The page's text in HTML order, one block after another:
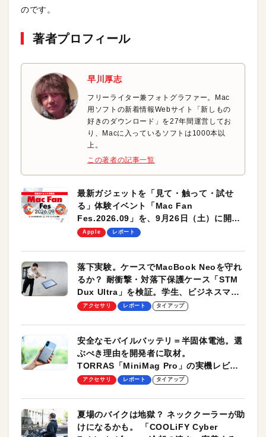
のです。
著者プロフィール
早川厚志
フリーライター兼フォトグラファー。Mac
用ソフトの新着情報Webサイト「新しもの
好きのダウンロード」を27年間運営してお
り、Macに入っているソフトは1000本以
上。
この著者の記事一覧
最新ガジェットを「見て・触って・試せ
る」体験イベント「Mac Fan
Fes.2026.09」を、9月26日（土）に開催
します！
Apple レポート
落下実験。ケースでMacBook Neoを守れ
るか？ 耐衝撃・対落下保護ケース「STM
Dux Ultra」を検証。学生、ビジネスマン
のモバイルユースに最適！
アクセサリ レポート タイアップ
安全なモバイルバッテリ＝半固体電池。選
ぶべき理由を開発者に取材。
TORRAS「MiniMag Pro」の実機レビュ
ーも
アクセサリ レポート タイアップ
夏場のバイクは地獄？ ネッククーラーが助
けになるかも。 「COOLiFY Cyber